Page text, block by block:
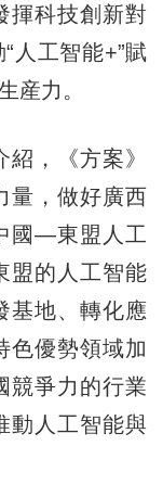
揮科技創新對
人工智能+”賦
産力。
，《方案》
量，做好廣西
國—東盟人工
盟的人工智能
基地、轉化應
色優勢領域加
競爭力的行業
動人工智能與